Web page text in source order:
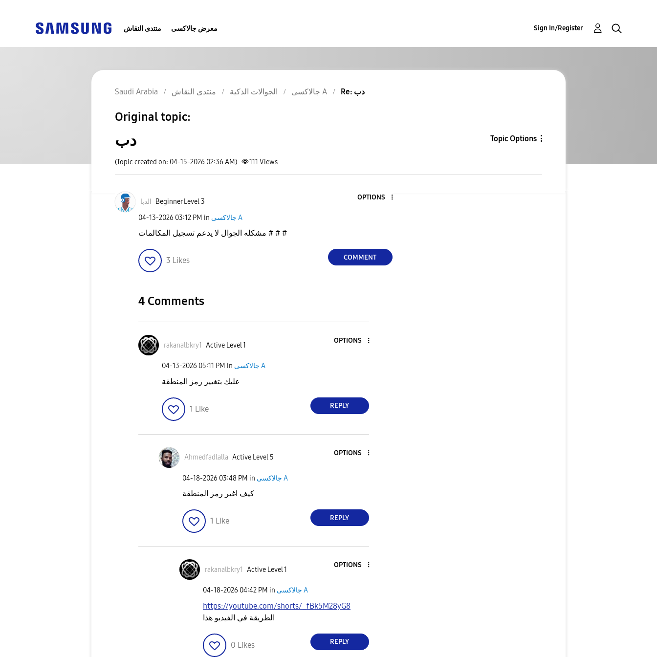
منتدى النقاش معرض جالاكسى Sign In/Register
Saudi Arabia منتدى النقاش الجوالات الذكية جالاكسى A Re: دب
Original topic:
دب Topic Options
(Topic created on: 04-15-2026 02:36 AM) 111 Views
الدبا Beginner Level 3
OPTIONS
‎04-13-2026 03:12 PM in جالاكسى A
مشكله الجوال لا يدعم تسجيل المكالمات # # #
3 Likes COMMENT
4 Comments
rakanalbkry1 Active Level 1
OPTIONS
‎04-13-2026 05:11 PM in جالاكسى A
عليك بتغيير رمز المنطقة
1 Like REPLY
Ahmedfadlalla Active Level 5
OPTIONS
‎04-18-2026 03:48 PM in جالاكسى A
كيف اغير رمز المنطقة
1 Like REPLY
rakanalbkry1 Active Level 1
OPTIONS
‎04-18-2026 04:42 PM in جالاكسى A
https://youtube.com/shorts/_fBk5M28yG8
الطريقة في الفيديو هذا
0 Likes REPLY